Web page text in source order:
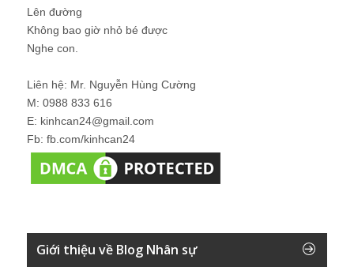
Lên đường
Không bao giờ nhỏ bé được
Nghe con.
Liên hệ: Mr. Nguyễn Hùng Cường
M: 0988 833 616
E: kinhcan24@gmail.com
Fb: fb.com/kinhcan24
Giới thiệu về Blog Nhân sự